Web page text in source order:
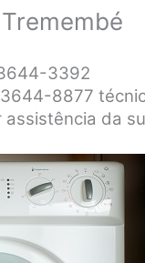
3392
3644-8877
da